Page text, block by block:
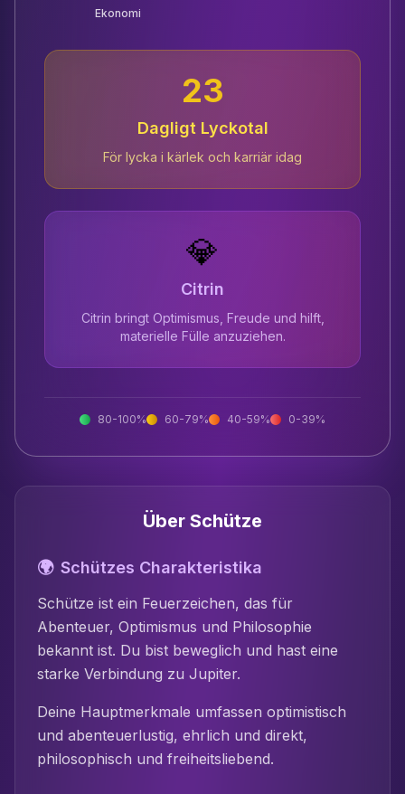
Ekonomi
23
Dagligt Lyckotal
För lycka i kärlek och karriär idag
💎
Citrin
Citrin bringt Optimismus, Freude und hilft,
materielle Fülle anzuziehen.
80-100% 60-79% 40-59% 0-39%
Über Schütze
🌍 Schützes Charakteristika
Schütze ist ein Feuerzeichen, das für
Abenteuer, Optimismus und Philosophie
bekannt ist. Du bist beweglich und hast eine
starke Verbindung zu Jupiter.
Deine Hauptmerkmale umfassen optimistisch
und abenteuerlustig, ehrlich und direkt,
philosophisch und freiheitsliebend.